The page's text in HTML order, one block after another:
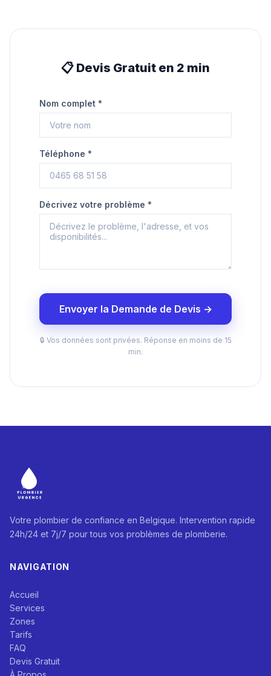
📋 Devis Gratuit en 2 min
Nom complet *
Téléphone *
Décrivez votre problème *
Envoyer la Demande de Devis →
🔒 Vos données sont privées. Réponse en moins de 15
min.
Votre plombier de confiance en Belgique. Intervention rapide
24h/24 et 7j/7 pour tous vos problèmes de plomberie.
NAVIGATION
Accueil
Services
Zones
Tarifs
FAQ
Devis Gratuit